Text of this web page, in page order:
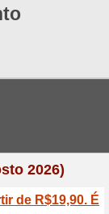
>